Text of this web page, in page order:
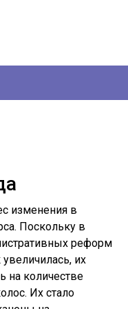
изменения в
Поскольку в
реформ
их
на количестве
Их стало